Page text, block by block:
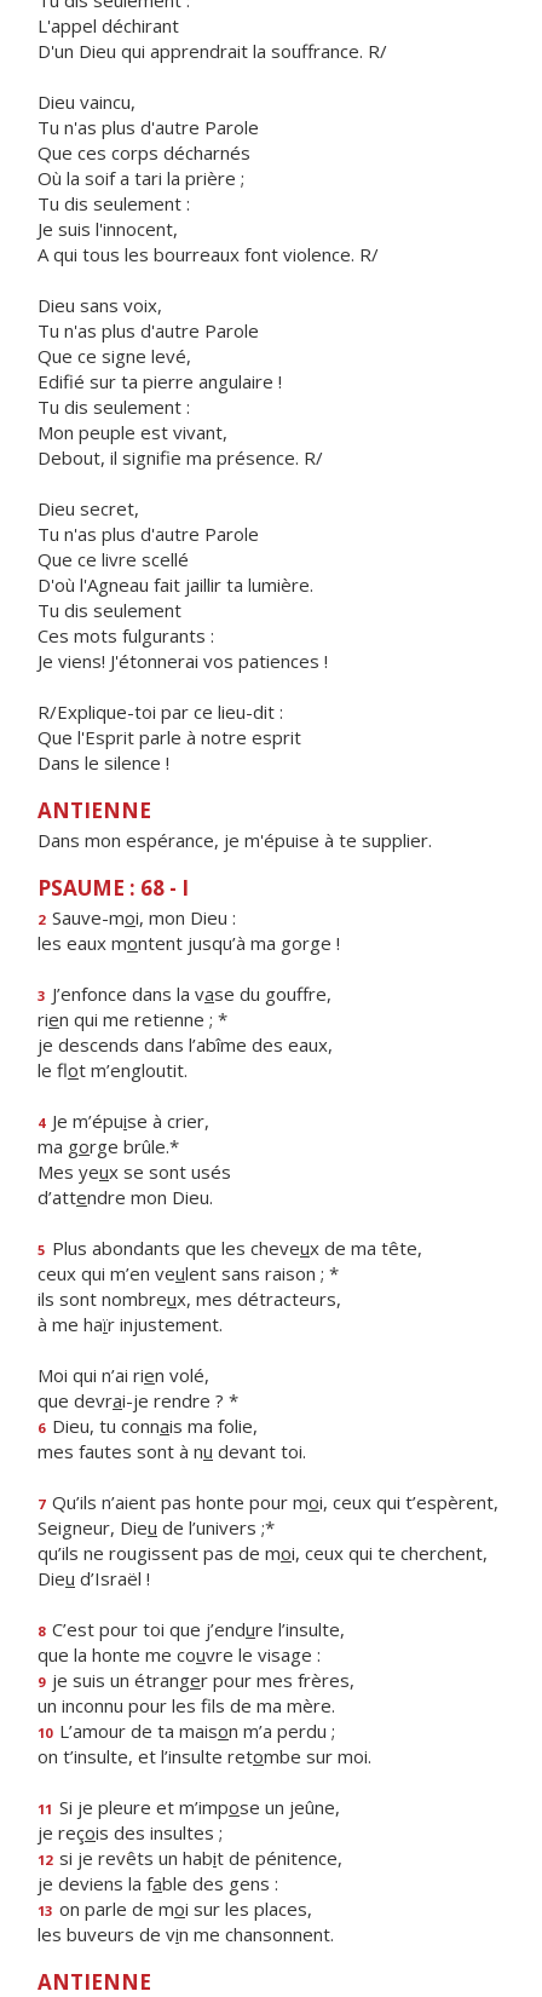
L'appel déchirant
D'un Dieu qui apprendrait la souffrance. R/
Dieu vaincu,
Tu n'as plus d'autre Parole
Que ces corps décharnés
Où la soif a tari la prière ;
Tu dis seulement :
Je suis l'innocent,
A qui tous les bourreaux font violence. R/
Dieu sans voix,
Tu n'as plus d'autre Parole
Que ce signe levé,
Edifié sur ta pierre angulaire !
Tu dis seulement :
Mon peuple est vivant,
Debout, il signifie ma présence. R/
Dieu secret,
Tu n'as plus d'autre Parole
Que ce livre scellé
D'où l'Agneau fait jaillir ta lumière.
Tu dis seulement
Ces mots fulgurants :
Je viens! J'étonnerai vos patiences !
R/Explique-toi par ce lieu-dit :
Que l'Esprit parle à notre esprit
Dans le silence !
ANTIENNE
Dans mon espérance, je m'épuise à te supplier.
PSAUME : 68 - I
2 Sauve-moi, mon Dieu :
les eaux montent jusqu’à ma gorge !
3 J’enfonce dans la vase du gouffre,
rien qui me retienne ; *
je descends dans l’abîme des eaux,
le flot m’engloutit.
4 Je m’épuise à crier,
ma gorge brûle.*
Mes yeux se sont usés
d’attendre mon Dieu.
5 Plus abondants que les cheveux de ma tête,
ceux qui m’en veulent sans raison ; *
ils sont nombreux, mes détracteurs,
à me haïr injustement.
Moi qui n’ai rien volé,
que devrai-je rendre ? *
6 Dieu, tu connais ma folie,
mes fautes sont à nu devant toi.
7 Qu’ils n’aient pas honte pour moi, ceux qui t’espèrent,
Seigneur, Dieu de l’univers ;*
qu’ils ne rougissent pas de moi, ceux qui te cherchent,
Dieu d’Israël !
8 C’est pour toi que j’endure l’insulte,
que la honte me couvre le visage :
9 je suis un étranger pour mes frères,
un inconnu pour les fls de ma mère.
10 L’amour de ta maison m’a perdu ;
on t’insulte, et l’insulte retombe sur moi.
11 Si je pleure et m’impose un jeûne,
je reçois des insultes ;
12 si je revêts un habit de pénitence,
je deviens la fable des gens :
13 on parle de moi sur les places,
les buveurs de vin me chansonnent.
ANTIENNE